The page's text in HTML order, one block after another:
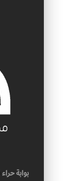
بوابة حراء